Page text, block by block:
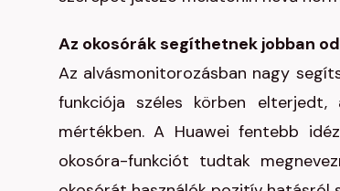
Az okosórák segíthetnek jobban
Az alvásmonitorozásban nagy
funkciója széles körben
mértékben. A Huawei fentebb
okosóra-funkciót tudtak